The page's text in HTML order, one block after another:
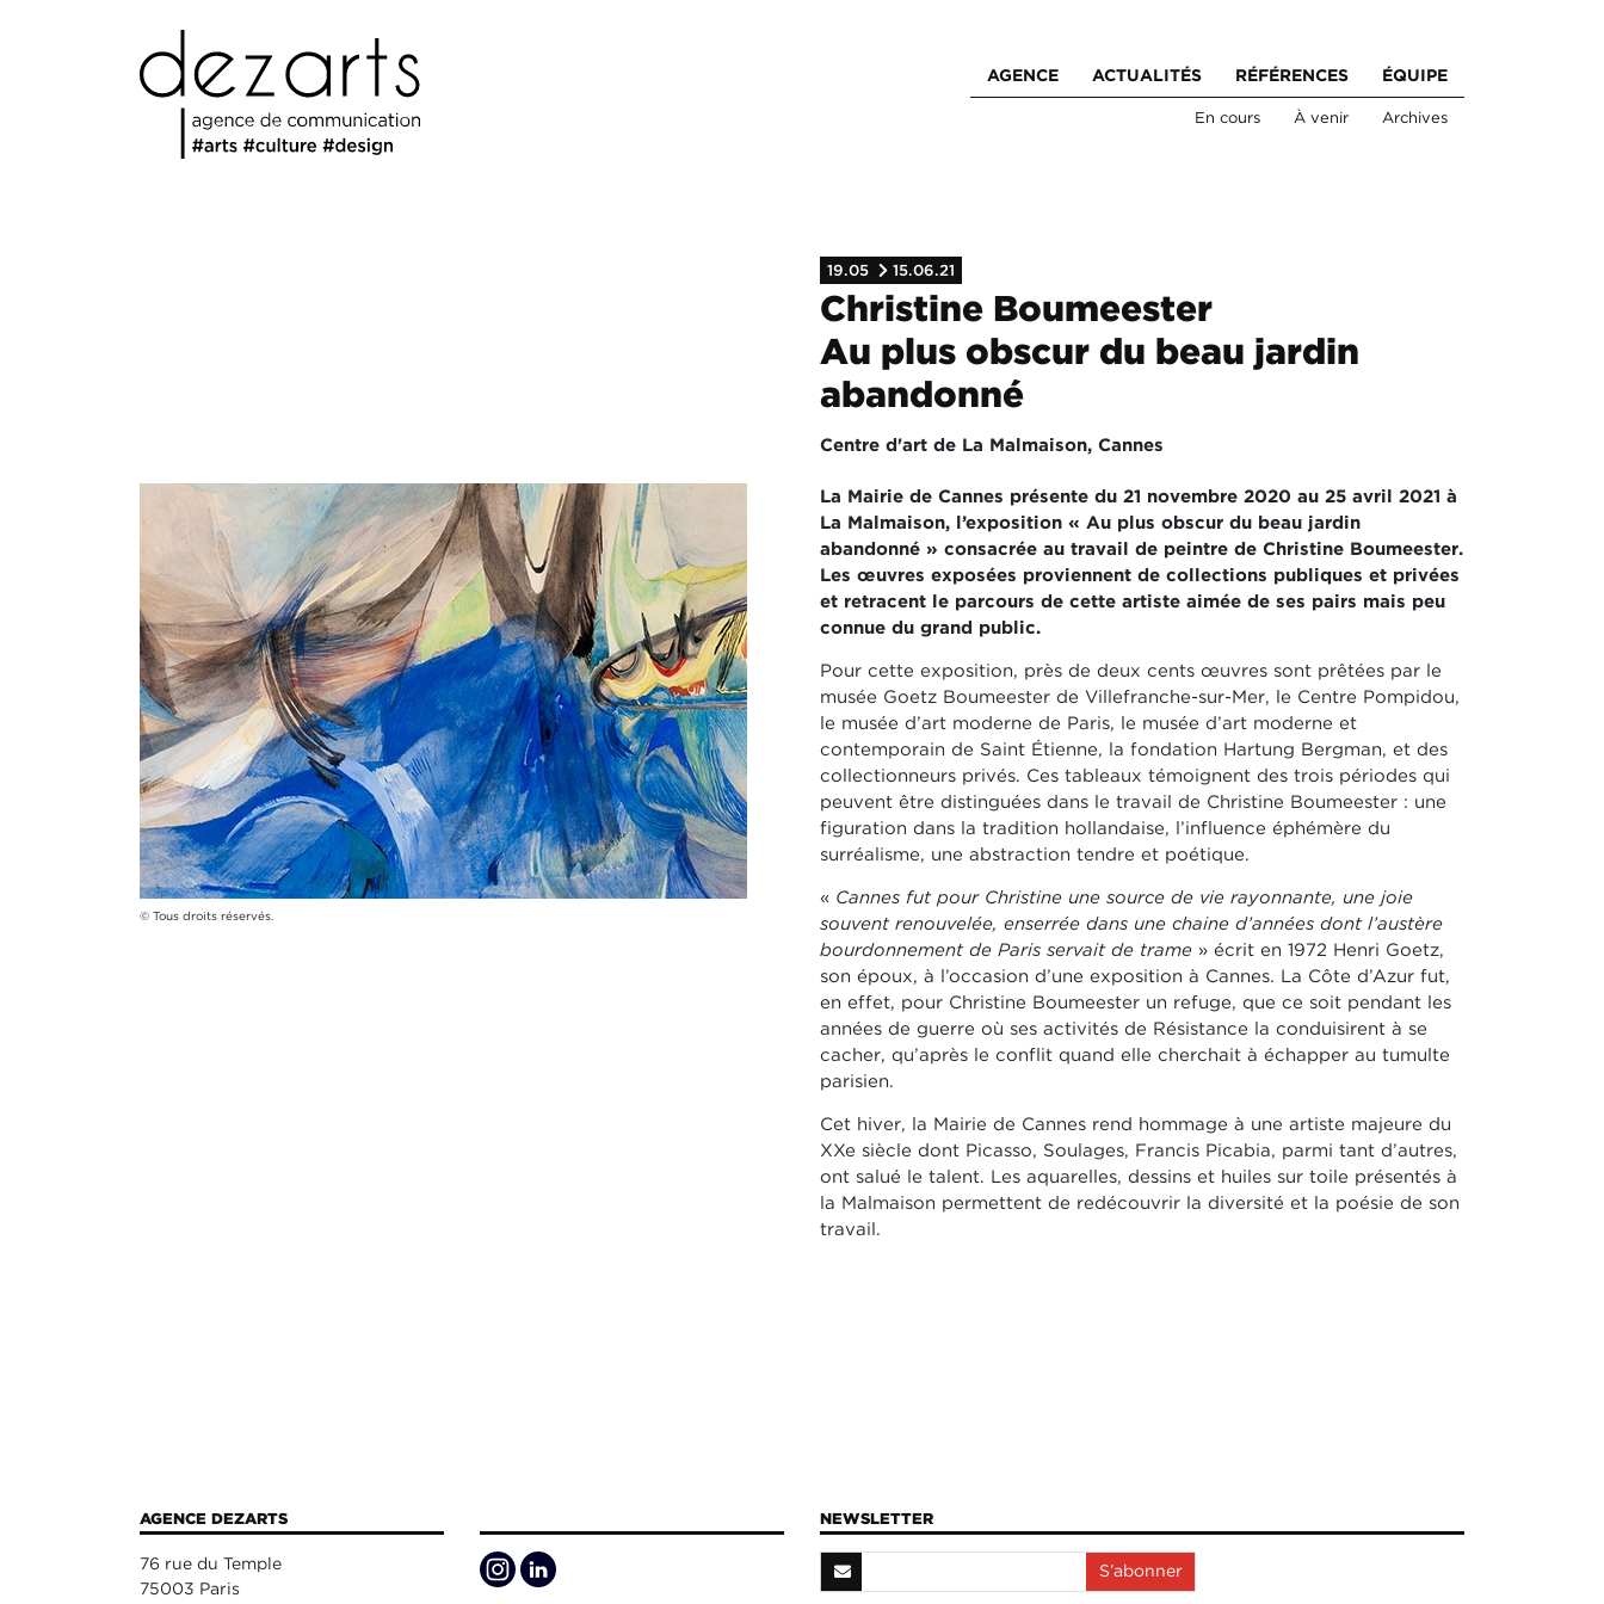
AGENCE ACTUALITÉS RÉFÉRENCES ÉQUIPE
En cours À venir Archives
19.05 15.06.21
Christine Boumeester
Au plus obscur du beau jardin
abandonné
Centre d'art de La Malmaison, Cannes
© Tous droits réservés.
La Mairie de Cannes présente du 21 novembre 2020 au 25 avril 2021 à
La Malmaison, l’exposition « Au plus obscur du beau jardin
abandonné » consacrée au travail de peintre de Christine Boumeester.
Les œuvres exposées proviennent de collections publiques et privées
et retracent le parcours de cette artiste aimée de ses pairs mais peu
connue du grand public.
Pour cette exposition, près de deux cents œuvres sont prêtées par le
musée Goetz Boumeester de Villefranche-sur-Mer, le Centre Pompidou,
le musée d’art moderne de Paris, le musée d’art moderne et
contemporain de Saint Étienne, la fondation Hartung Bergman, et des
collectionneurs privés. Ces tableaux témoignent des trois périodes qui
peuvent être distinguées dans le travail de Christine Boumeester : une
figuration dans la tradition hollandaise, l’influence éphémère du
surréalisme, une abstraction tendre et poétique.
« Cannes fut pour Christine une source de vie rayonnante, une joie
souvent renouvelée, enserrée dans une chaine d’années dont l’austère
bourdonnement de Paris servait de trame » écrit en 1972 Henri Goetz,
son époux, à l’occasion d’une exposition à Cannes. La Côte d’Azur fut,
en effet, pour Christine Boumeester un refuge, que ce soit pendant les
années de guerre où ses activités de Résistance la conduisirent à se
cacher, qu’après le conflit quand elle cherchait à échapper au tumulte
parisien.
Cet hiver, la Mairie de Cannes rend hommage à une artiste majeure du
XXe siècle dont Picasso, Soulages, Francis Picabia, parmi tant d’autres,
ont salué le talent. Les aquarelles, dessins et huiles sur toile présentés à
la Malmaison permettent de redécouvrir la diversité et la poésie de son
travail.
AGENCE DEZARTS
76 rue du Temple
75003 Paris
NEWSLETTER
S’abonner